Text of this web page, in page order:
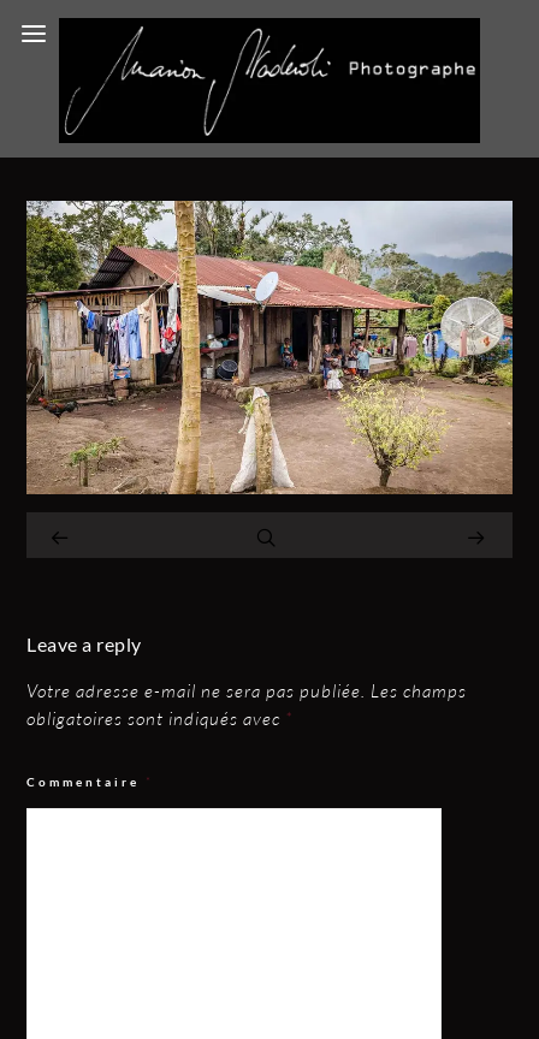
Leave a reply
Votre adresse e-mail ne sera pas publiée. Les champs
obligatoires sont indiqués avec *
Commentaire *